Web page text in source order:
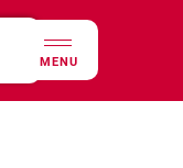
MENU